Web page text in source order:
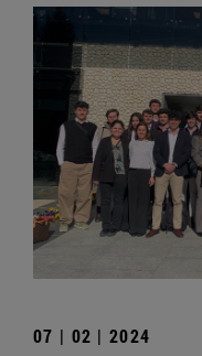
07 | 02 | 2024